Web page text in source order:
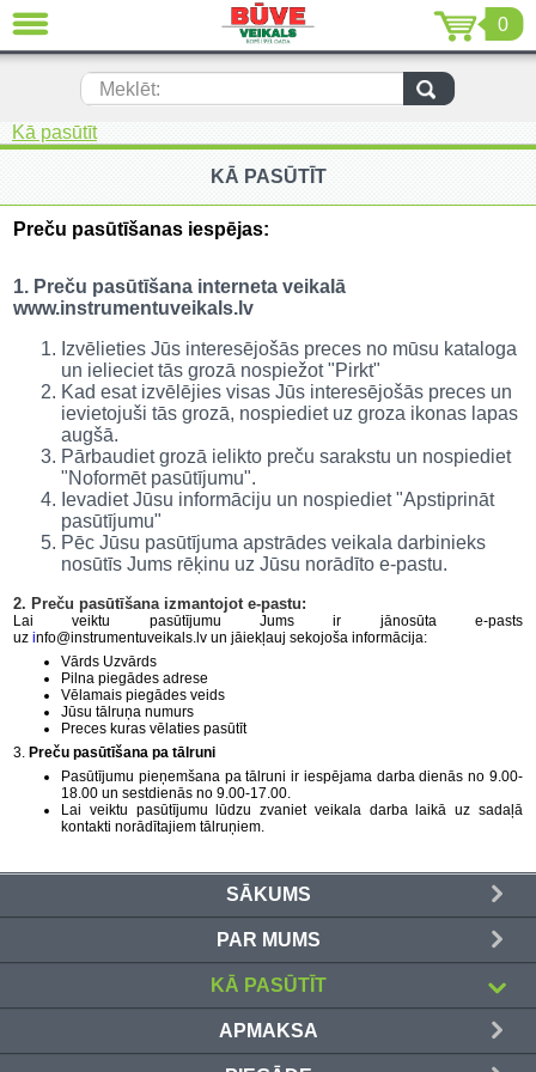
0
Meklēt:
Kā pasūtīt
KĀ PASŪTĪT
Preču pasūtīšanas iespējas:
1. Preču pasūtīšana interneta veikalā
www.instrumentuveikals.lv
Izvēlieties Jūs interesējošās preces no mūsu kataloga
un ielieciet tās grozā nospiežot "Pirkt"
Kad esat izvēlējies visas Jūs interesējošās preces un
ievietojuši tās grozā, nospiediet uz groza ikonas lapas
augšā.
Pārbaudiet grozā ielikto preču sarakstu un nospiediet
"Noformēt pasūtījumu".
Ievadiet Jūsu informāciju un nospiediet "Apstiprināt
pasūtījumu"
Pēc Jūsu pasūtījuma apstrādes veikala darbinieks
nosūtīs Jums rēķinu uz Jūsu norādīto e-pastu.
2. Preču pasūtīšana izmantojot e-pastu:
Lai veiktu pasūtījumu Jums ir jānosūta e-pasts
uz info@instrumentuveikals.lv un jāiekļauj sekojoša informācija:
Vārds Uzvārds
Pilna piegādes adrese
Vēlamais piegādes veids
Jūsu tālruņa numurs
Preces kuras vēlaties pasūtīt
3. Preču pasūtīšana pa tālruni
Pasūtījumu pieņemšana pa tālruni ir iespējama darba dienās no 9.00-
18.00 un sestdienās no 9.00-17.00.
Lai veiktu pasūtījumu lūdzu zvaniet veikala darba laikā uz sadaļā
kontakti norādītajiem tālruņiem.
SĀKUMS
PAR MUMS
KĀ PASŪTĪT
APMAKSA
AIZVĒRT
Jaunumi (231)
Akumulatora instrumenti (205)
Akumulatoru lādētāji un piederumi
Auto ķīmija un piederumi kopšanai
(22)
Auto piederumi (7)
Celtniecības tehnika (51)
Elektroinstrumenti (69)
Rokas elektroinstrumenti (2)
Darbagaldi (47)
Darbarīki (91)
Darbarīki (1)
Darba apģērbi ()
Darbarīki ar benzīna motoru (68)
Domkrati un auto piederumi (226)
Dimanta griešanas un slīpēšanas
Elektromotori (2)